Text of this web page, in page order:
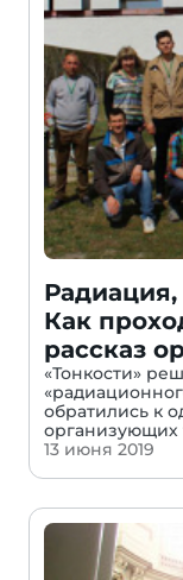
Как
рассказ
«Тонкости»
обратились к
13 июня 2019